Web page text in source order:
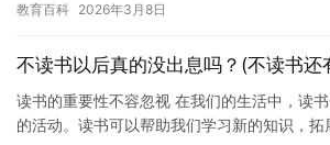
和国家…
教育百科 2026年3月8日
不读书以后真的没出息吗？(不读书还
读书的重要性不容忽视 在我们的生活中，读
的活动。读书可以帮助我们学习新的知识，